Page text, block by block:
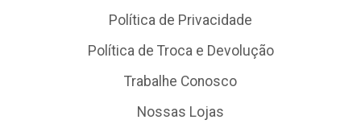
Política de Privacidade
Política de Troca e Devolução
Trabalhe Conosco
Nossas Lojas